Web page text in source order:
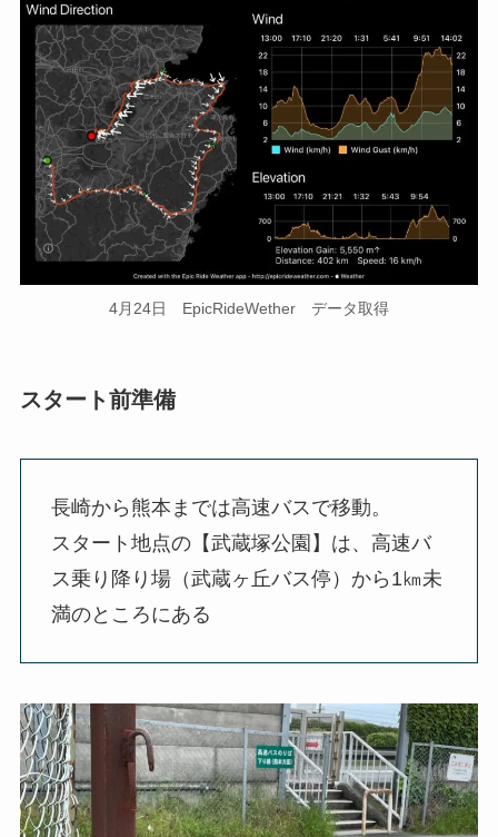
4月24日 EpicRideWether データ取得
スタート前準備
長崎から熊本までは高速バスで移動。
スタート地点の【武蔵塚公園】は、高速バ
ス乗り降り場（武蔵ヶ丘バス停）から1㎞未
満のところにある